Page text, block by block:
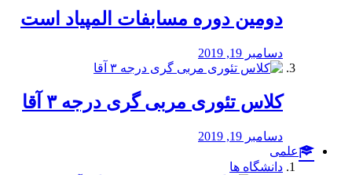
دومین دوره مسابفات المپیاد است
دسامبر 19, 2019
کلاس تئوری مربی گری درجه ۳ آقا
دسامبر 19, 2019
علمی
دانشگاه ها